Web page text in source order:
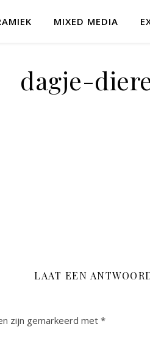
MIXED MEDIA
dagje-
LAAT EEN
zijn gemarkeerd met *